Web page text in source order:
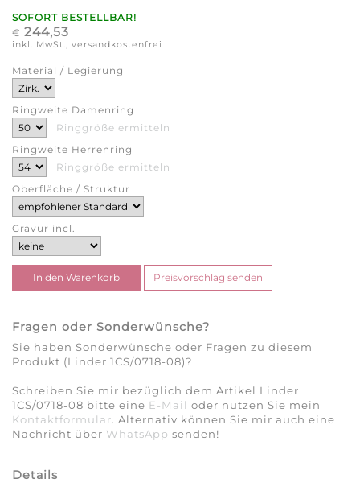
SOFORT BESTELLBAR!
€ 244,53
inkl. MwSt., versandkostenfrei
Material / Legierung
Ringweite Damenring
Ringgröße ermitteln
Ringweite Herrenring
Ringgröße ermitteln
Oberfläche / Struktur
Gravur incl.
Fragen oder Sonderwünsche?
Sie haben Sonderwünsche oder Fragen zu diesem
Produkt (Linder 1CS/0718-08)?
Schreiben Sie mir bezüglich dem Artikel Linder
1CS/0718-08 bitte eine E-Mail oder nutzen Sie mein
Kontaktformular. Alternativ können Sie mir auch eine
Nachricht über WhatsApp senden!
Details